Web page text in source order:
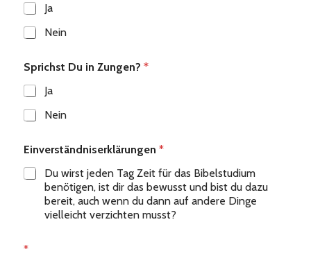
Ja
Nein
Sprichst Du in Zungen? *
Ja
Nein
Einverständniserklärungen *
Du wirst jeden Tag Zeit für das Bibelstudium
benötigen, ist dir das bewusst und bist du dazu
bereit, auch wenn du dann auf andere Dinge
vielleicht verzichten musst?
*